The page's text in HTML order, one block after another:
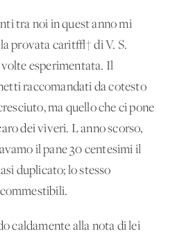
tra noi in quest'anno mi
provata carit√† di V. S.
esperimentata. Il
raccomandati da cotesto
ma quello che ci pone
dei viveri. L'anno scorso,
il pane 30 centesimi il
duplicato; lo stesso
caldamente alla nota di lei